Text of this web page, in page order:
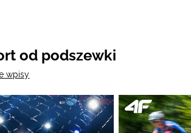
od podszewki
wpisy